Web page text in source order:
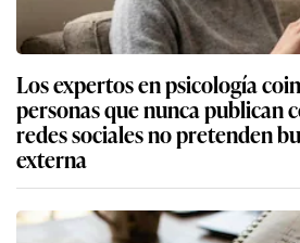
Los expertos en psicología
personas que nunca publican
redes sociales no pretenden
externa